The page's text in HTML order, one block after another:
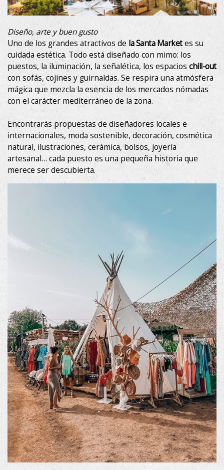
La Masía
Habitaciones
Apartamento
Regala
Ubicación
Contacto
Descubre el Empordà
Diseño, arte y buen gusto
Uno de los grandes atractivos de la Santa Marketes su
cuidada estética. Todo está diseñado con mimo: los
puestos, la iluminación, la señalética, los espacios chill-out
con sofás, cojines y guirnaldas. Se respira una atmósfera
mágica que mezcla la esencia de los mercados nómadas
con el carácter mediterráneo de la zona.
Encontrarás propuestas de diseñadores locales e
internacionales, moda sostenible, decoración, cosmética
natural, ilustraciones, cerámica, bolsos, joyería
artesanal… cada puesto es una pequeña historia que
merece ser descubierta.
Estas cookies son utilizadas para almacenar información
sobre las preferencias y elecciones personales del usuario
a través de la observación continuada de sus hábitos de
navegación. Gracias a ellas, podemos conocer los hábitos
de navegación en el sitio web y mostrar publicidad
relacionada con el perfil de navegación del usuario.